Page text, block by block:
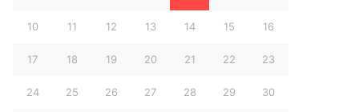
10 11 12 13 14 15 16
17 18 19 20 21 22 23
24 25 26 27 28 29 30